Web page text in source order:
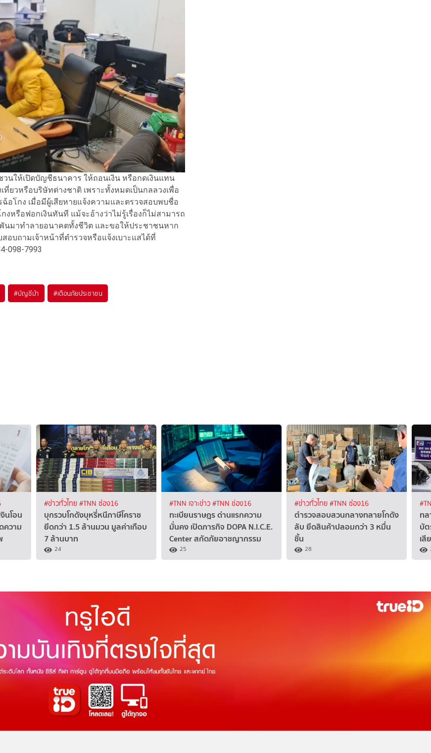
นให้เปิดบัญชีธนาคาร ให้ถอนเงิน หรือกดเงินแทน
ยวหรือบริษัทต่างชาติ เพราะทั้งหมดเป็นกลลวงเพื่อ
โกง เมื่อมีผู้เสียหายแจ้งความและตรวจสอบพบชื่อ
หรือฟอกเงินทันที แม้จะอ้างว่าไม่รู้เรื่องก็ไม่สามารถ
พันมาทำลายอนาคตทั้งชีวิต และขอให้ประชาชนหาก
บถามเจ้าหน้าที่ตำรวจหรือแจ้งเบาะแสได้ที่
098-7993
#บัญชีม้า #เตือนภัยประชาชน
นโอน
ความ
#ข่าวทั่วไทย#TNN ช่อง16
บุกรวบโกดังบุหรี่หนีภาษีโคราช
ยึดกว่า 1.5 ล้านมวน มูลค่าเกือบ
7 ล้านบาท
24
#TNN เจาะข่าว#TNN ช่อง16
ทะเบียนราษฎร ด่านแรกความ
มั่นคง เปิดภารกิจ DOPA N.I.C.E.
Center สกัดภัยอาชญากรรม
25
#ข่าวทั่วไทย#TNN ช่อง16
ตำรวจสอบสวนกลางทลายโกดัง
ลับ ยึดสินค้าปลอมกว่า 3 หมื่น
ชิ้น
28
ท
บัต
เ